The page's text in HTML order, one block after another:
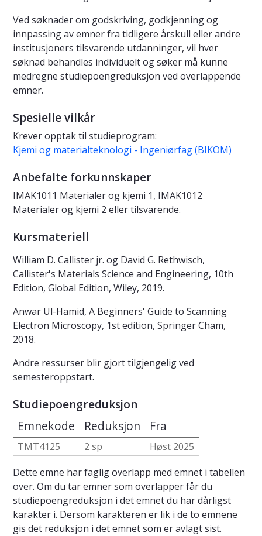
Ved søknader om godskriving, godkjenning og
innpassing av emner fra tidligere årskull eller andre
institusjoners tilsvarende utdanninger, vil hver
søknad behandles individuelt og søker må kunne
medregne studiepoengreduksjon ved overlappende
emner.
Spesielle vilkår
Krever opptak til studieprogram:
Kjemi og materialteknologi - Ingeniørfag (BIKOM)
Anbefalte forkunnskaper
IMAK1011 Materialer og kjemi 1, IMAK1012
Materialer og kjemi 2 eller tilsvarende.
Kursmateriell
William D. Callister jr. og David G. Rethwisch,
Callister's Materials Science and Engineering, 10th
Edition, Global Edition, Wiley, 2019.
Anwar Ul-Hamid, A Beginners' Guide to Scanning
Electron Microscopy, 1st edition, Springer Cham,
2018.
Andre ressurser blir gjort tilgjengelig ved
semesteroppstart.
Studiepoengreduksjon
Emnekode Reduksjon Fra
TMT4125 2 sp
Høst 2025
Dette emne har faglig overlapp med emnet i tabellen
over. Om du tar emner som overlapper får du
studiepoengreduksjon i det emnet du har dårligst
karakter i. Dersom karakteren er lik i de to emnene
gis det reduksjon i det emnet som er avlagt sist.